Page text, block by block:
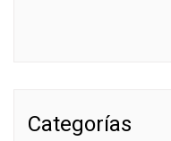
Categorías